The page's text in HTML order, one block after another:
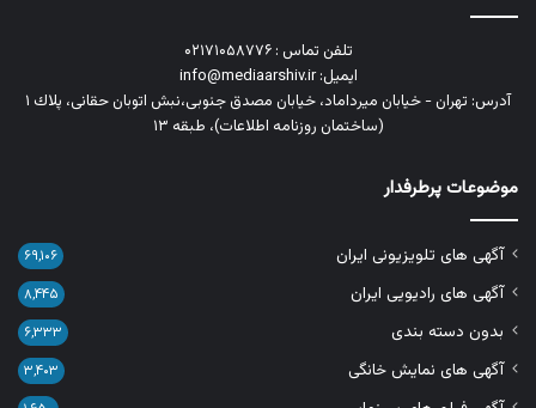
تلفن تماس : ۰۲۱۷۱۰۵۸۷۷۶
ایمیل: info@mediaarshiv.ir
آدرس: تهران - خیابان میرداماد، خیابان مصدق جنوبی،نبش اتوبان حقانی، پلاك ١
(ساختمان روزنامه اطلاعات)، طبقه ۱۳
موضوعات پرطرفدار
آگهی های تلویزیونی ایران ۶۹,۱۰۶
آگهی های رادیویی ایران ۸,۴۴۵
بدون دسته بندی ۶,۳۳۳
آگهی های نمایش خانگی ۳,۴۰۳